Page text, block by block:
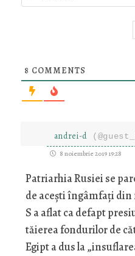
8 COMMENTS
andrei-d
8 noiembrie 2019 19:28
Patriarhia Rusiei se
de acești îngâmfați
S a aflat ca defapt
tăierea fondurilor de
Egipt a dus la